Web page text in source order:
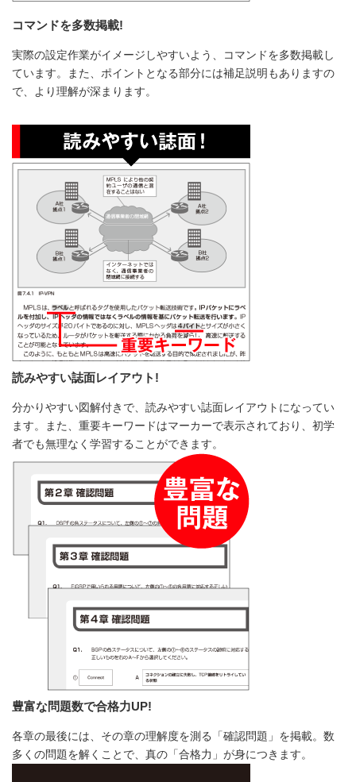
コマンドを多数掲載!
実際の設定作業がイメージしやすいよう、コマンドを多数掲載し
ています。また、ポイントとなる部分には補足説明もありますの
で、より理解が深まります。
読みやすい誌面レイアウト!
分かりやすい図解付きで、読みやすい誌面レイアウトになってい
ます。また、重要キーワードはマーカーで表示されており、初学
者でも無理なく学習することができます。
豊富な問題数で合格力UP!
各章の最後には、その章の理解度を測る「確認問題」を掲載。数
多くの問題を解くことで、真の「合格力」が身につきます。